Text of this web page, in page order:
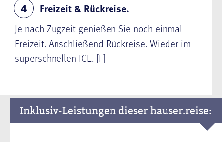
4
Freizeit & Rückreise.
Je nach Zugzeit genießen Sie noch einmal
Freizeit. Anschließend Rückreise. Wieder im
superschnellen ICE. [F]
Inklusiv-Leistungen dieser hauser.reise: